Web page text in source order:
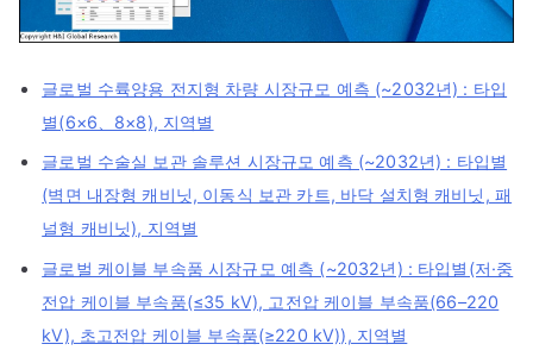
글로벌 수륙양용 전지형 차량 시장규모 예측 (~2032년) : 타입
별(6×6、8×8), 지역별
글로벌 수술실 보관 솔루션 시장규모 예측 (~2032년) : 타입별
(벽면 내장형 캐비닛, 이동식 보관 카트, 바닥 설치형 캐비닛, 패
널형 캐비닛), 지역별
글로벌 케이블 부속품 시장규모 예측 (~2032년) : 타입별(저·중
전압 케이블 부속품(≤35 kV), 고전압 케이블 부속품(66–220
kV), 초고전압 케이블 부속품(≥220 kV)), 지역별